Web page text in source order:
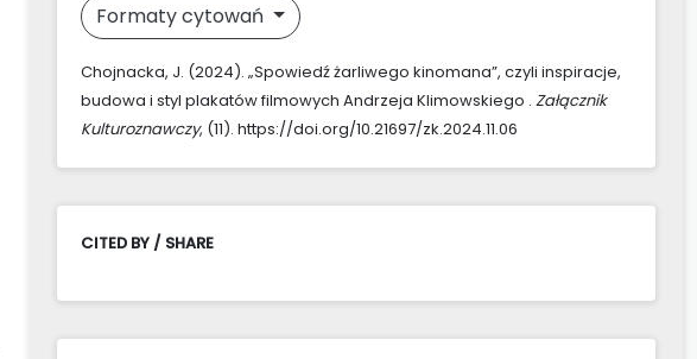
Formaty cytowań
Chojnacka, J. (2024). „Spowiedź żarliwego kinomana”, czyli inspiracje,
budowa i styl plakatów filmowych Andrzeja Klimowskiego . Załącznik
Kulturoznawczy, (11). https://doi.org/10.21697/zk.2024.11.06
CITED BY / SHARE